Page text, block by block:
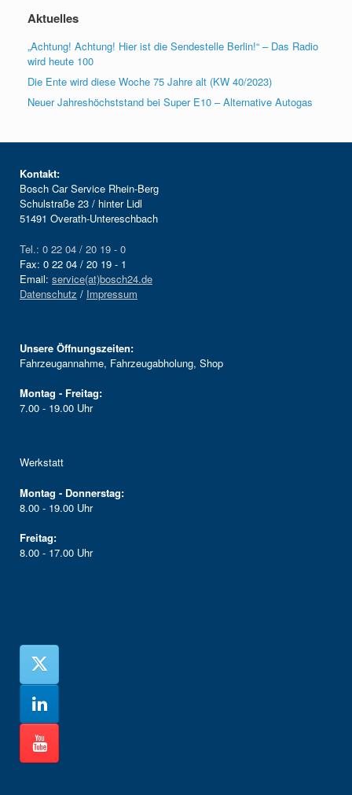
Aktuelles
„Achtung! Achtung! Hier ist die Sendestelle Berlin!“ – Das Radio
wird heute 100
Die Ente wird diese Woche 75 Jahre alt (KW 40/2023)
Neuer Jahreshöchststand bei Super E10 – Alternative Autogas
Kontakt:
Bosch Car Service Rhein-Berg
Schulstraße 23 / hinter Lidl
51491 Overath-Untereschbach
Tel.: 0 22 04 / 20 19 - 0
Fax: 0 22 04 / 20 19 - 1
Email: service(at)bosch24.de
Datenschutz / Impressum
Unsere Öffnungszeiten:
Fahrzeugannahme, Fahrzeugabholung, Shop
Montag - Freitag:
7.00 - 19.00 Uhr
Werkstatt
Montag - Donnerstag:
8.00 - 19.00 Uhr
Freitag:
8.00 - 17.00 Uhr